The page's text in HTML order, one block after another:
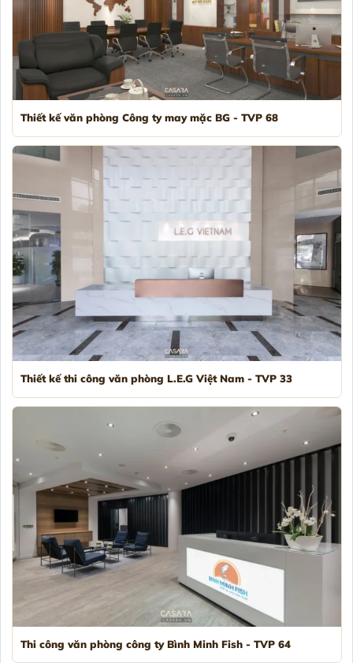
Thiết kế văn phòng Công ty may mặc BG - TVP 68
Thiết kế thi công văn phòng L.E.G Việt Nam - TVP 33
Thi công văn phòng công ty Bình Minh Fish - TVP 64